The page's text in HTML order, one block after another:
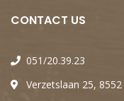
CONTACT US
051/20.39.23
Verzetslaan 25,